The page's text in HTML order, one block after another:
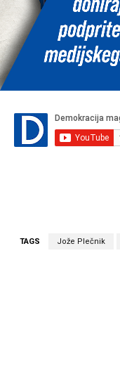
TAGS Jože Plečnik